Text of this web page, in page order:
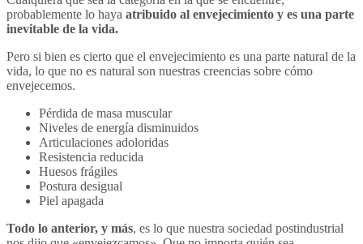
probablemente lo haya atribuido al envejecimiento y es una parte
inevitable de la vida.
Pero si bien es cierto que el envejecimiento es una parte natural de la
vida, lo que no es natural son nuestras creencias sobre cómo
envejecemos.
Pérdida de masa muscular
Niveles de energía disminuidos
Articulaciones adoloridas
Resistencia reducida
Huesos frágiles
Postura desigual
Piel apagada
Todo lo anterior, y más, es lo que nuestra sociedad postindustrial